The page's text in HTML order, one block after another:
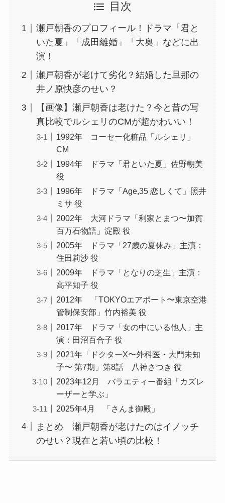
目次
瀬戸朝香のプロフィール！ドラマ「君と
いた夏」「成田離婚」「大奥」などに出
演！
瀬戸朝香が老けて劣化？結婚した旦那の
井ノ原快彦のせい？
【画像】瀬戸朝香は老けた？今と昔の写
真比較でルシェリのCMが超かわいい！
1992年 コーセー化粧品「ルシェリ」
CM
1994年 ドラマ「君といた夏」佐野朝美
役
1996年 ドラマ「Age,35 恋しくて」照井
ミサ 役
2002年 大河ドラマ「利家とまつ〜加賀
百万石物語」淀殿 役
2005年 ドラマ「27歳の夏休み」主演：
住田莉沙 役
2009年 ドラマ「となりの芝生」主演：
高平知子 役
2012年 「TOKYOエアポート〜東京空港
管制保安部」竹内裕美 役
2017年 ドラマ「女の中にいる他人」主
演：田沼百合子 役
2021年「ドクターX〜外科医・大門未知
子〜 第7期」第8話 八神さつき 役
2023年12月 バラエティー番組「カズレ
ーザーと学ぶ」
2025年4月 「さんま御殿」
まとめ 瀬戸朝香が老けたのはイノッチ
のせい？現在と若い頃の比較！